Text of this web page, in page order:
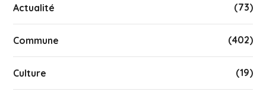
Actualité (73)
Commune (402)
Culture (19)